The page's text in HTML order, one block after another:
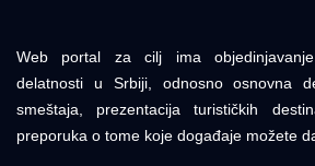
Web portal za cilj ima
delatnosti u Srbiji, odnosno osnovna
smeštaja, prezentacija turističkih
preporuka o tome koje događaje možete